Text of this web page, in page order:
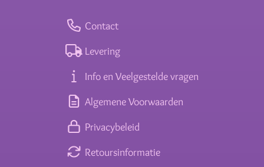
Contact
Levering
Info en Veelgestelde vragen
Algemene Voorwaarden
Privacybeleid
Retoursinformatie